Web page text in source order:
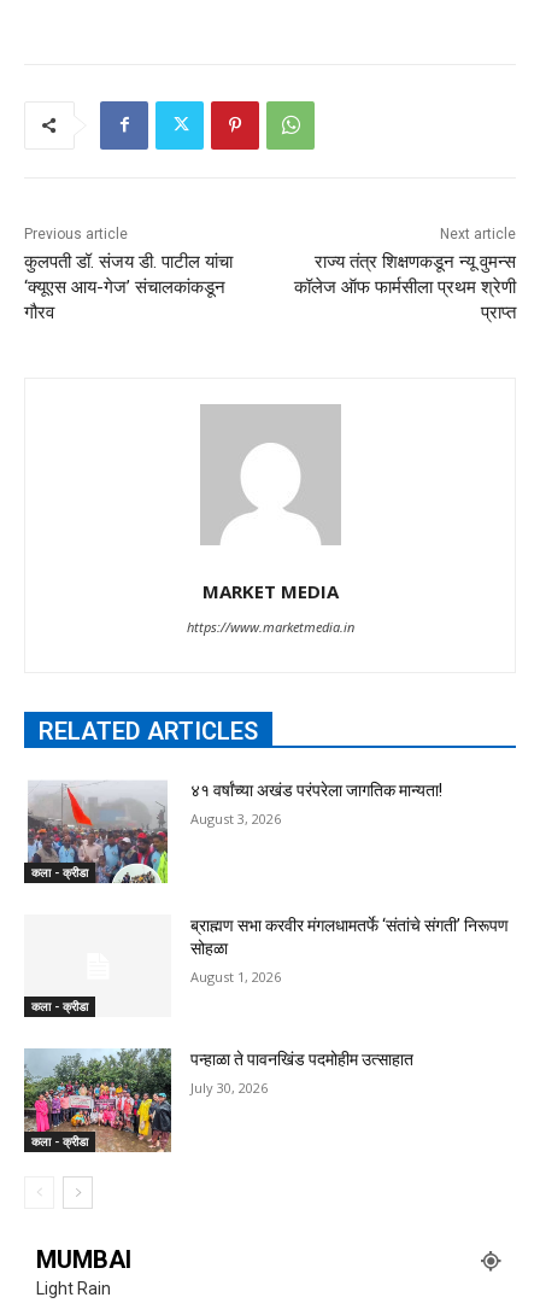
Previous article
कुलपती डॉ. संजय डी. पाटील यांचा
‘क्यूएस आय-गेज’ संचालकांकडून
गौरव
Next article
राज्य तंत्र शिक्षणकडून न्यू वुमन्स
कॉलेज ऑफ फार्मसीला प्रथम श्रेणी
प्राप्त
MARKET MEDIA
https://www.marketmedia.in
RELATED ARTICLES
कला - क्रीडा
४१ वर्षांच्या अखंड परंपरेला जागतिक मान्यता!
August 3, 2026
कला - क्रीडा
ब्राह्मण सभा करवीर मंगलधामतर्फे ‘संतांचे संगती’ निरूपण
सोहळा
August 1, 2026
कला - क्रीडा
पन्हाळा ते पावनखिंड पदमोहीम उत्साहात
July 30, 2026
MUMBAI
Light Rain